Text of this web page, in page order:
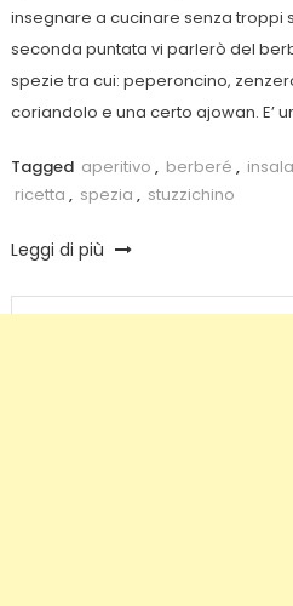
insegnare a cucinare senza troppi
seconda puntata vi parlerò del
spezie tra cui: peperoncino,
coriandolo e una certo ajowan. E’
Tagged aperitivo , berberé ,
ricetta , spezia , stuzzichino
Leggi di più